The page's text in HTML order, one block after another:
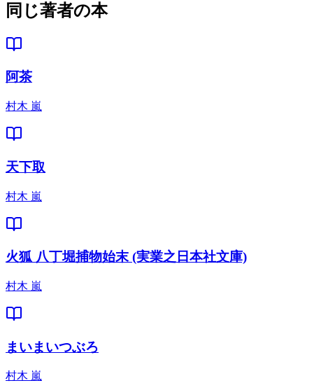
同じ著者の本
阿茶
村木 嵐
天下取
村木 嵐
火狐 八丁堀捕物始末 (実業之日本社文庫)
村木 嵐
まいまいつぶろ
村木 嵐